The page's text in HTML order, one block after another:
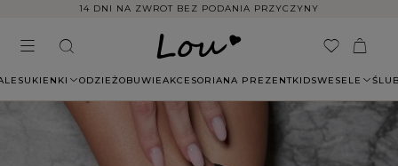
14 DNI NA ZWROT BEZ PODANIA PRZYCZYNY
SUKIENKI ODZIEŻOBUWIEAKCESORIANA PREZENTKIDSWESELE